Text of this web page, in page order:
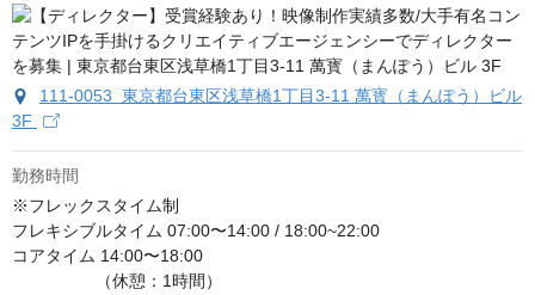
111-0053 東京都台東区浅草橋1丁目3-11 萬寳（まんぽう）ビル
3F
勤務時間
※フレックスタイム制
フレキシブルタイム 07:00〜14:00 / 18:00~22:00
コアタイム 14:00〜18:00
（休憩：1時間）